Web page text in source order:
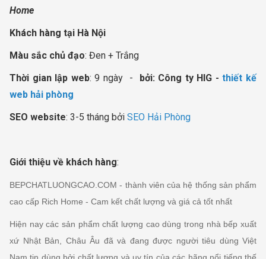
Home
Khách hàng tại Hà Nội
Màu sắc chủ đạo: Đen + Trắng
Thời gian lập web: 9 ngày - bởi: Công ty HIG -thiết kế
web hải phòng
SEO website: 3-5 tháng bởi SEO Hải Phòng
Giới thiệu về khách hàng:
BEPCHATLUONGCAO.COM - thành viên của hệ thống sản phẩm
cao cấp Rich Home - Cam kết chất lượng và giá cả tốt nhất
Hiện nay các sản phẩm chất lượng cao dùng trong nhà bếp xuất
xứ Nhật Bản, Châu Âu đã và đang được người tiêu dùng Việt